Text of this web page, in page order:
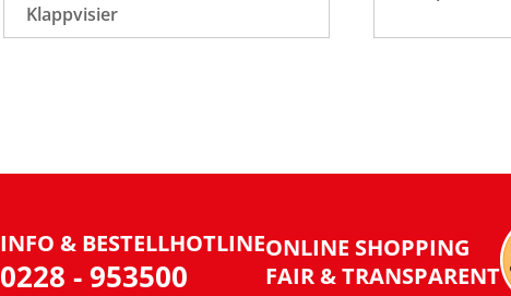
Klappvisier
INFO & BESTELLHOTLINE
0228 - 953500
ONLINE SHOPPING
FAIR & TRANSPARENT